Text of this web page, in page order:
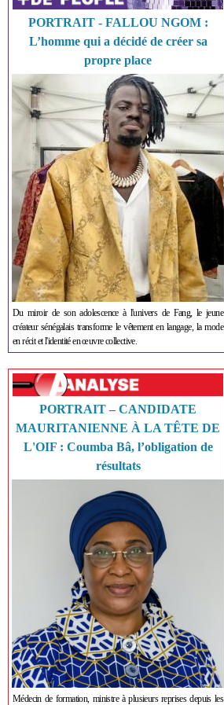
PORTRAIT - FALLOU NGOM :
L’homme qui a décidé de créer sa
propre place
Du miroir de son adolescence à l'univers de Fang, le jeune
créateur sénégalais transforme le vêtement en langage, la mode
en récit et l'identité en œuvre collective.
PORTRAIT – CANDIDATE
MAURITANIENNE À LA TÊTE DE
L'OIF : Coumba Bâ, l’obligation de
résultats
Médecin de formation, ministre à plusieurs reprises depuis les